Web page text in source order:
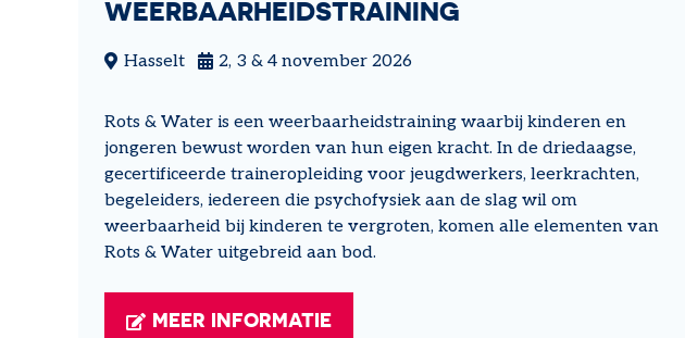
WEERBAARHEIDSTRAINING
Hasselt 2, 3 & 4 november 2026
Rots & Water is een weerbaarheidstraining waarbij kinderen en
jongeren bewust worden van hun eigen kracht. In de driedaagse,
gecertificeerde traineropleiding voor jeugdwerkers, leerkrachten,
begeleiders, iedereen die psychofysiek aan de slag wil om
weerbaarheid bij kinderen te vergroten, komen alle elementen van
Rots & Water uitgebreid aan bod.
MEER INFORMATIE